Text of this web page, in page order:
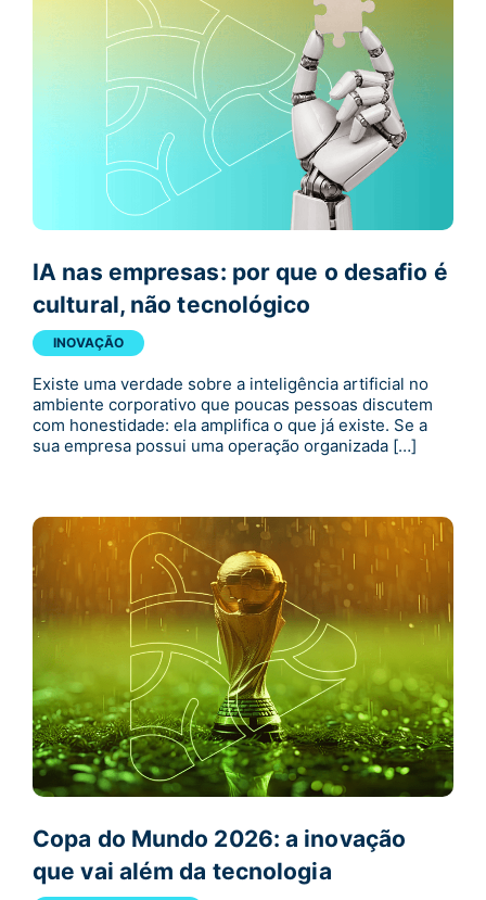
IA nas empresas: por que o desafio é
cultural, não tecnológico
INOVAÇÃO
Existe uma verdade sobre a inteligência artificial no
ambiente corporativo que poucas pessoas discutem
com honestidade: ela amplifica o que já existe. Se a
sua empresa possui uma operação organizada […]
Copa do Mundo 2026: a inovação
que vai além da tecnologia